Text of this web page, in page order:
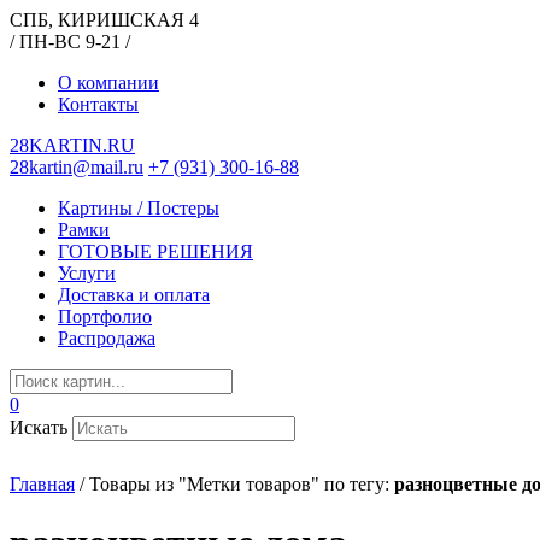
СПБ, КИРИШСКАЯ 4
/ ПН-ВС 9-21 /
О компании
Контакты
28KARTIN.RU
28kartin@mail.ru +7 (931) 300-16-88
Картины / Постеры
Рамки
ГОТОВЫЕ РЕШЕНИЯ
Услуги
Доставка и оплата
Портфолио
Распродажа
0
Искать
Главная /Товары из "Метки товаров" по тегу: разноцветные